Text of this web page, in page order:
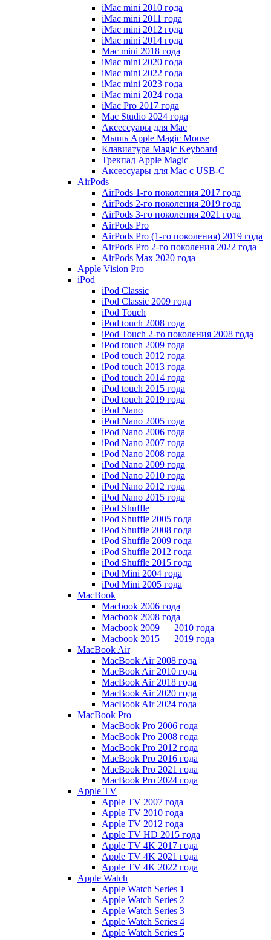
iMac mini 2010 года
iMac mini 2011 года
iMac mini 2012 года
iMac mini 2014 года
Mac mini 2018 года
iMac mini 2020 года
iMac mini 2022 года
iMac mini 2023 года
iMac mini 2024 года
iMac Pro 2017 года
Mac Studio 2024 года
Аксессуары для Mac
Мышь Apple Magic Mouse
Клавиатура Magic Keyboard
Трекпад Apple Magic
Аксессуары для Mac с USB-C
AirPods
AirPods 1-го поколения 2017 года
AirPods 2-го поколения 2019 года
AirPods 3-го поколения 2021 года
AirPods Pro
AirPods Pro (1-го поколения) 2019 года
AirPods Pro 2-го поколения 2022 года
AirPods Max 2020 года
Apple Vision Pro
iPod
iPod Classic
iPod Classic 2009 года
iPod Touch
iPod touch 2008 года
iPod Touch 2-го поколения 2008 года
iPod touch 2009 года
iPod touch 2012 года
iPod touch 2013 года
iPod touch 2014 года
iPod touch 2015 года
iPod touch 2019 года
iPod Nano
iPod Nano 2005 года
iPod Nano 2006 года
iPod Nano 2007 года
iPod Nano 2008 года
iPod Nano 2009 года
iPod Nano 2010 года
iPod Nano 2012 года
iPod Nano 2015 года
iPod Shuffle
iPod Shuffle 2005 года
iPod Shuffle 2008 года
iPod Shuffle 2009 года
iPod Shuffle 2012 года
iPod Shuffle 2015 года
iPod Mini 2004 года
iPod Mini 2005 года
MacBook
Macbook 2006 года
Macbook 2008 года
Macbook 2009 — 2010 года
Macbook 2015 — 2019 года
MacBook Air
MacBook Air 2008 года
MacBook Air 2010 года
MacBook Air 2018 года
MacBook Air 2020 года
MacBook Air 2024 года
MacBook Pro
MacBook Pro 2006 года
MacBook Pro 2008 года
MacBook Pro 2012 года
MacBook Pro 2016 года
MacBook Pro 2021 года
MacBook Pro 2024 года
Apple TV
Apple TV 2007 года
Apple TV 2010 года
Apple TV 2012 года
Apple TV HD 2015 года
Apple TV 4K 2017 года
Apple TV 4K 2021 года
Apple TV 4K 2022 года
Apple Watch
Apple Watch Series 1
Apple Watch Series 2
Apple Watch Series 3
Apple Watch Series 4
Apple Watch Series 5